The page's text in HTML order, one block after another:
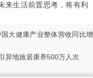
来生活前置思考，将有利
大健康产业整体营收同比增
异地旅居康养500万人次